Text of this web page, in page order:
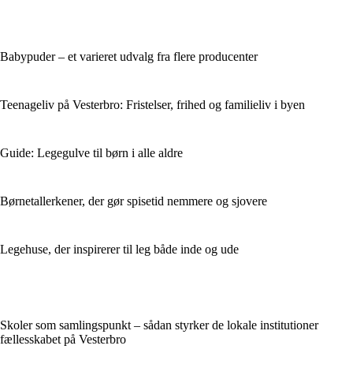
Babypuder – et varieret udvalg fra flere producenter
Teenageliv på Vesterbro: Fristelser, frihed og familieliv i byen
Guide: Legegulve til børn i alle aldre
Børnetallerkener, der gør spisetid nemmere og sjovere
Legehuse, der inspirerer til leg både inde og ude
Skoler som samlingspunkt – sådan styrker de lokale institutioner
fællesskabet på Vesterbro